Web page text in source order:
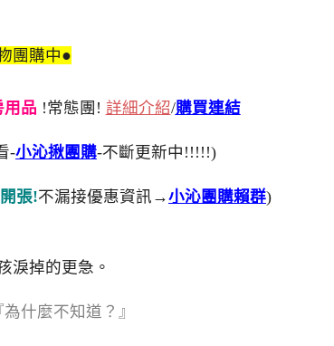
團購中●
用品 !常態團! 詳細介紹/購買連結
-小沁揪團購-不斷更新中!!!!!)
張!不漏接優惠資訊→小沁團購賴群)
淚掉的更急。
什麼不知道？』